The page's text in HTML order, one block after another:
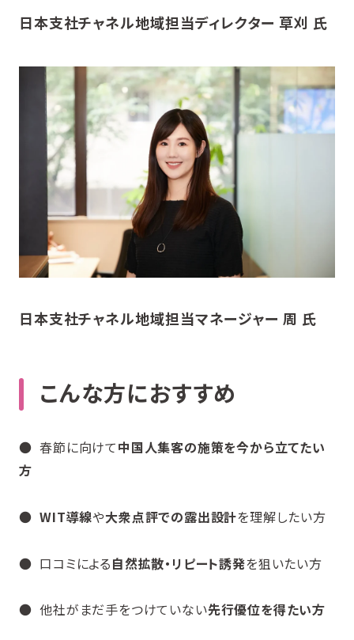
日本支社チャネル地域担当ディレクター 草刈 氏
日本支社チャネル地域担当マネージャー 周 氏
こんな方におすすめ
● 春節に向けて中国人集客の施策を今から立てたい
方
●WIT導線や大衆点評での露出設計を理解したい方
● 口コミによる自然拡散・リピート誘発を狙いたい方
● 他社がまだ手をつけていない先行優位を得たい方